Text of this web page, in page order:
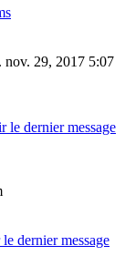
nov. 29, 2017 5:07
le dernier message
dernier message